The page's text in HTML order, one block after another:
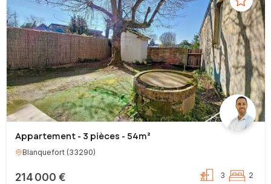
Appartement - 3 pièces - 54m²
Blanquefort(33290)
214 000 € 3 2